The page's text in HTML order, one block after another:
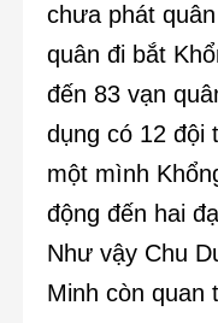
chưa phát
quân đi bắt
đến 83 vạn
dụng có 12 đội
một mình
động đến hai
Như vậy Chu
Minh còn quan